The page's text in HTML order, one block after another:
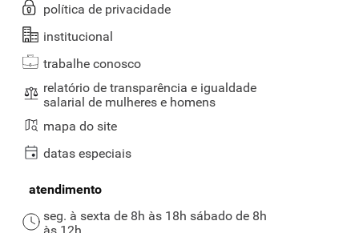
política de privacidade
institucional
trabalhe conosco
relatório de transparência e igualdade
salarial de mulheres e homens
mapa do site
datas especiais
atendimento
seg. à sexta de 8h às 18h sábado de 8h